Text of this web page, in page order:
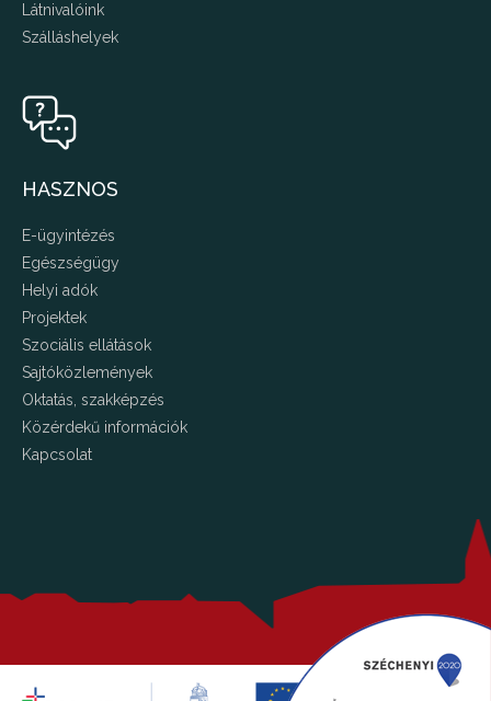
Látnivalóink
Szálláshelyek
HASZNOS
E-ügyintézés
Egészségügy
Helyi adók
Projektek
Szociális ellátások
Sajtóközlemények
Oktatás, szakképzés
Közérdekű információk
Kapcsolat